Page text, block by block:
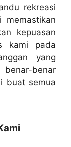
rekreasi
memastikan
kepuasan
kami pada
yang
benar
buat semua